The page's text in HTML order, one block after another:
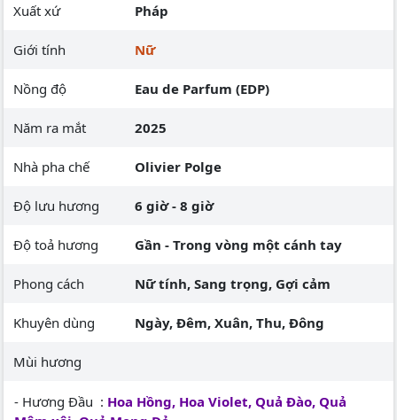
Xuất xứ Pháp
Giới tính Nữ
Nồng độ Eau de Parfum (EDP)
Năm ra mắt 2025
Nhà pha chế Olivier Polge
Độ lưu hương 6 giờ - 8 giờ
Độ toả hương Gần - Trong vòng một cánh tay
Phong cách Nữ tính, Sang trọng, Gợi cảm
Khuyên dùng Ngày, Đêm, Xuân, Thu, Đông
Mùi hương
- Hương Đầu : Hoa Hồng, Hoa Violet, Quả Đào, Quả